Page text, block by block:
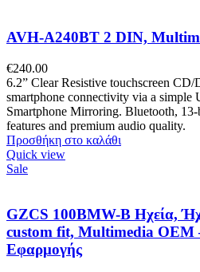
AVH-A240BT 2 DIN,
€240.00
6.2” Clear Resistive touchscreen
smartphone connectivity via a simple
Smartphone Mirroring. Bluetooth,
features and premium audio quality.
Προσθήκη στο καλάθι
Quick view
Sale
GZCS 100BMW-B Ηχεία,
custom fit, Multimedia OEM
Εφαρμογής